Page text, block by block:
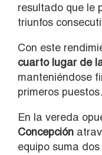
resultado que le
triunfos
Con este
cuarto lugar de
manteniéndose
primeros puestos.
En la vereda
Concepción
equipo suma